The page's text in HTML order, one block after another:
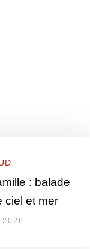
: balade
ciel et mer